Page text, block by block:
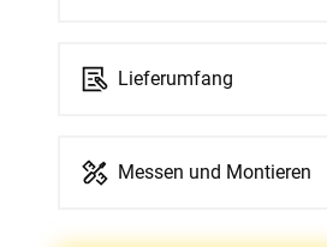
Lieferumfang
Messen und Montieren